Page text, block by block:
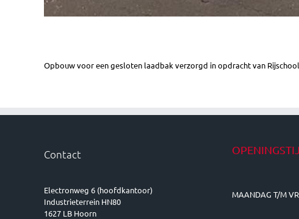
Opbouw voor een gesloten laadbak verzorgd in opdracht van
Contact
Electronweg 6 (hoofdkantoor)
Industrieterrein HN80
1627 LB Hoorn
MAANDAG T/M